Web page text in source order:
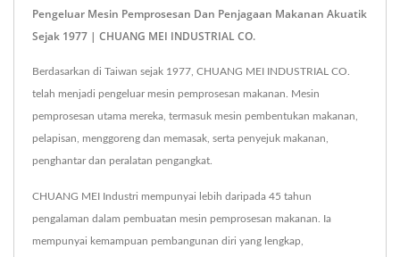
Pengeluar Mesin Pemprosesan Dan Penjagaan Makanan Akuatik
Sejak 1977 | CHUANG MEI INDUSTRIAL CO.
Berdasarkan di Taiwan sejak 1977, CHUANG MEI INDUSTRIAL CO.
telah menjadi pengeluar mesin pemprosesan makanan. Mesin
pemprosesan utama mereka, termasuk mesin pembentukan makanan,
pelapisan, menggoreng dan memasak, serta penyejuk makanan,
penghantar dan peralatan pengangkat.
CHUANG MEI Industri mempunyai lebih daripada 45 tahun
pengalaman dalam pembuatan mesin pemprosesan makanan. Ia
mempunyai kemampuan pembangunan diri yang lengkap,